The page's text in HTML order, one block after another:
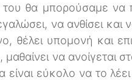
θα μπορούσαμε να
να ανθίσει και
θέλει υπομονή και
να ανοίγεται
εύκολο να το